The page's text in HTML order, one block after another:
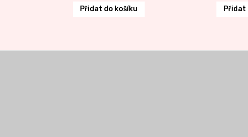
Přidat do košíku Přidat